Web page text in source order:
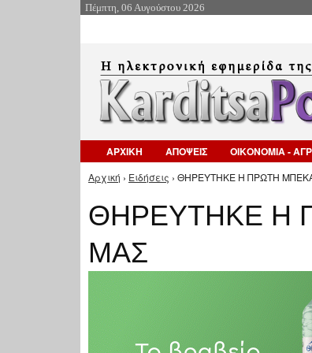
Πέμπτη, 06 Αυγούστου 2026
ΑΡΧΙΚΗ ΑΠΟΨΕΙΣ ΟΙΚΟΝΟΜΙΑ -
Είστε εδώ
Αρχική › Ειδήσεις › ΘΗΡΕΥΤΗΚΕ Η ΠΡΩΤΗ
ΘΗΡΕΥΤΗΚΕ Η
ΜΑΣ